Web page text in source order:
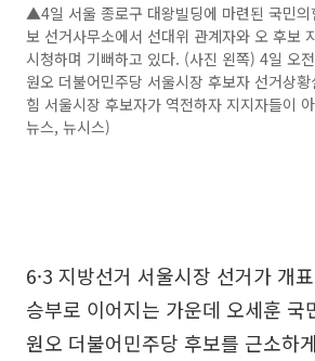
▲4일 서울 종로구 대왕빌딩에 마련된 국민의
보 선거사무소에서 선대위 관계자와 오 후보
시청하며 기뻐하고 있다. (사진 왼쪽) 4일 오
원오 더불어민주당 서울시장 후보자 선거상
힘 서울시장 후보자가 역전하자 지지자들이
뉴스, 뉴시스)
6·3 지방선거 서울시장 선거가 개
승부로 이어지는 가운데 오세훈 국
원오 더불어민주당 후보를 근소하